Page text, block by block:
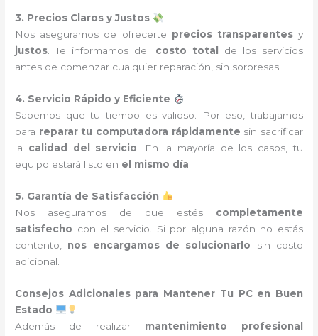
3. Precios Claros y Justos
Nos aseguramos de ofrecerte precios transparentesy
justos. Te informamos del costo total
de los servicios
antes de comenzar cualquier reparación, sin sorpresas.
4. Servicio Rápido y Eficiente
Sabemos que tu tiempo es valioso. Por eso, trabajamos
para reparar tu computadora rápidamente sin sacrificar
la calidad del servicio. En la mayoría de los casos, tu
equipo estará listo en el mismo día.
5. Garantía de Satisfacción
Nos aseguramos de que estés completamente
satisfecho con el servicio. Si por alguna razón no estás
contento, nos encargamos de solucionarlo sin costo
adicional.
Consejos Adicionales para Mantener Tu PC en Buen
Estado
Además de realizar mantenimiento profesional